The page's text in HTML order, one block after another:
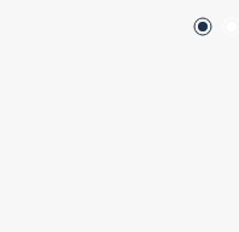
Ótimo para